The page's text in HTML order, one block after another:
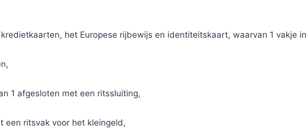
het Europese rijbewijs en identiteitskaart, waarvan 1 vakje
1 afgesloten met een ritssluiting,
een ritsvak voor het kleingeld,